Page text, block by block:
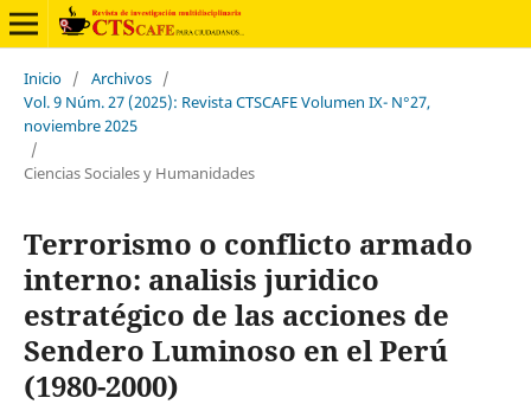
Inicio / Archivos /
Vol. 9 Núm. 27 (2025): Revista CTSCAFE Volumen IX- N°27,
noviembre 2025
/
Ciencias Sociales y Humanidades
Terrorismo o conflicto armado
interno: analisis juridico
estratégico de las acciones de
Sendero Luminoso en el Perú
(1980-2000)